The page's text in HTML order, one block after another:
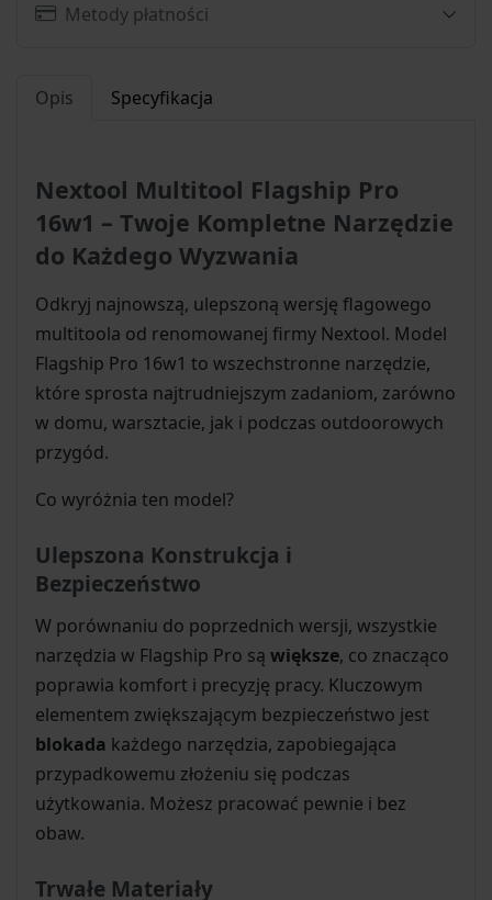
Metody płatności
Opis Specyfikacja
Nextool Multitool Flagship Pro
16w1 – Twoje Kompletne Narzędzie
do Każdego Wyzwania
Odkryj najnowszą, ulepszoną wersję flagowego
multitoola od renomowanej firmy Nextool. Model
Flagship Pro 16w1 to wszechstronne narzędzie,
które sprosta najtrudniejszym zadaniom, zarówno
w domu, warsztacie, jak i podczas outdoorowych
przygód.
Co wyróżnia ten model?
Ulepszona Konstrukcja i
Bezpieczeństwo
W porównaniu do poprzednich wersji, wszystkie
narzędzia w Flagship Pro są większe, co znacząco
poprawia komfort i precyzję pracy. Kluczowym
elementem zwiększającym bezpieczeństwo jest
blokada każdego narzędzia, zapobiegająca
przypadkowemu złożeniu się podczas
użytkowania. Możesz pracować pewnie i bez
obaw.
Trwałe Materiały